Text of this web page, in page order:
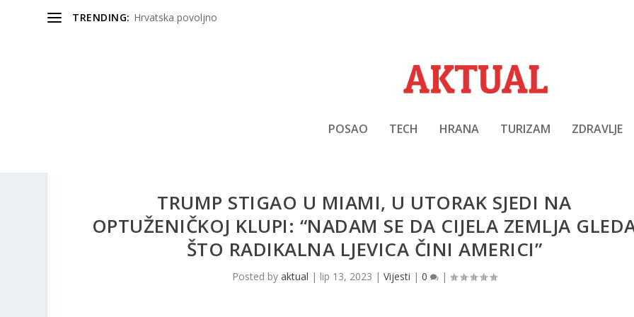
TRENDING: Hrvatska povoljno
POSAO TECH HRANA TURIZAM ZDRAVLJE
TRUMP STIGAO U MIAMI, U UTORAK SJEDI NA
OPTUŽENIČKOJ KLUPI: “NADAM SE DA CIJELA ZEMLJA
ŠTO RADIKALNA LJEVICA ČINI AMERICI”
Posted by aktual | lip 13, 2023 | Vijesti | 0 |